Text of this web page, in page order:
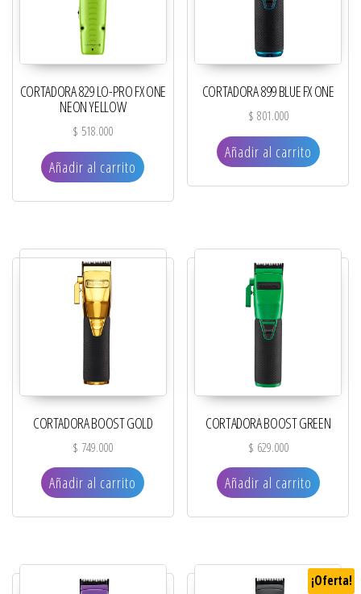
CORTADORA 829 LO-PRO FX ONE
NEON YELLOW
$ 518.000
Añadir al carrito
CORTADORA 899 BLUE FX ONE
$ 801.000
Añadir al carrito
CORTADORA BOOST GOLD
$ 749.000
Añadir al carrito
CORTADORA BOOST GREEN
$ 629.000
Añadir al carrito
¡Oferta!